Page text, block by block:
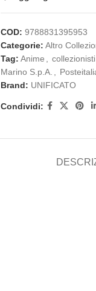
COD: 9788831395953
Categorie: Altro
Tag: Anime collezionisti
Marino S.p.A.
Brand: UNIFICATO
Condividi: